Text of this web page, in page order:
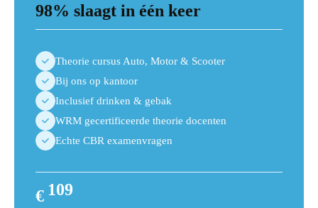
98% slaagt in één keer
Theorie cursus Auto, Motor & Scooter
Bij ons op kantoor
Inclusief drinken & gebak
WRM gecertificeerde theorie docenten
Echte CBR examenvragen
€ 109